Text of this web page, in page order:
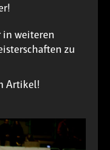
in weiteren
zu
Artikel!